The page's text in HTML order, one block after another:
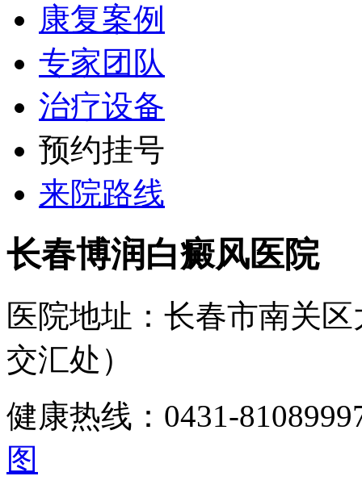
康复案例
专家团队
治疗设备
预约挂号
来院路线
长春博润白癜风医院
医院地址：长春市南关
交汇处）
健康热线：0431-
图